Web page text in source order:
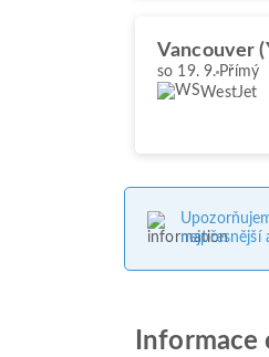
Vancouver
so 19. 9. Přímý
WestJet
nejpřesnější